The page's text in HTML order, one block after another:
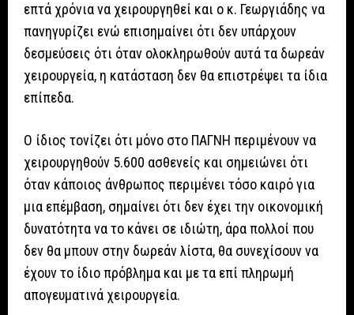
επτά χρόνια να χειρουργηθεί και ο κ. Γεωργιάδης να
πανηγυρίζει ενώ επισημαίνει ότι δεν υπάρχουν
δεσμεύσεις ότι όταν ολοκληρωθούν αυτά τα δωρεάν
χειρουργεία, η κατάσταση δεν θα επιστρέψει τα ίδια
επίπεδα.
Ο ίδιος τονίζει ότι μόνο στο ΠΑΓΝΗ περιμένουν να
χειρουργηθούν 5.600 ασθενείς και σημειώνει ότι
όταν κάποιος άνθρωπος περιμένει τόσο καιρό για
μια επέμβαση, σημαίνει ότι δεν έχει την οικονομική
δυνατότητα να το κάνει σε ιδιώτη, άρα πολλοί που
δεν θα μπουν στην δωρεάν λίστα, θα συνεχίσουν να
έχουν το ίδιο πρόβλημα και με τα επί πληρωμή
απογευματινά χειρουργεία.